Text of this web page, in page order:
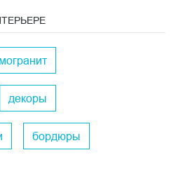
декоры
бордюры